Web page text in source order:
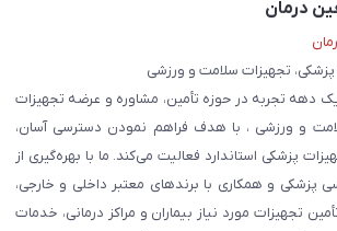
درمان
تجهیزات سلامت و ورزشی
دهه تجربه در حوزه تأمین، مشاوره و عرضه تجهیزات
و ورزشی ، با هدف فراهم نمودن دسترسی آسان،
پزشکی استاندارد فعالیت می‌کند. ما با بهره‌گیری از
پزشکی و همکاری با برندهای معتبر داخلی و خارجی،
تجهیزات مورد نیاز بیماران و مراکز درمانی، خدمات